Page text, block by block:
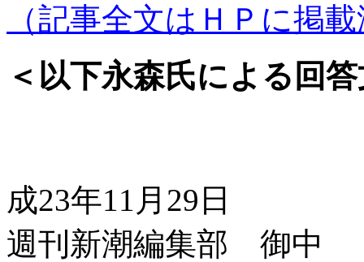
（記事全文はＨＰに掲
＜以下永森氏による回
成23年11 月 29 日
週刊新潮編集部 御中